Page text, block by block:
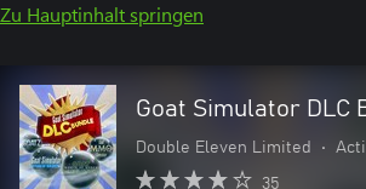
Zu Hauptinhalt springen
Goat Simulator DLC
Double Eleven Limited •
35